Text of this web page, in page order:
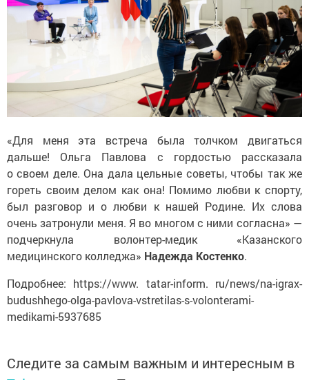
«Для меня эта встреча была толчком двигаться
дальше! Ольга Павлова с гордостью рассказала
о своем деле. Она дала цельные советы, чтобы так же
гореть своим делом как она! Помимо любви к спорту,
был разговор и о любви к нашей Родине. Их слова
очень затронули меня. Я во многом с ними согласна» —
подчеркнула волонтер-медик «Казанского
медицинского колледжа» Надежда Костенко.
Подробнее: https://www. tatar-inform. ru/news/na-igrax-
budushhego-olga-pavlova-vstretilas-s-volonterami-
medikami-5937685
Следите за самым важным и интересным в